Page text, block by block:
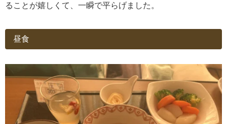
ることが嬉しくて、一瞬で平らげました。
昼食